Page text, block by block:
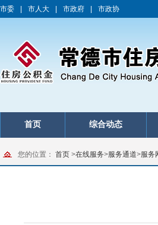
市委 市人大 市政府 市政协
首页 综合动态
您的位置： 首页 >在线服务>服务通道>服务